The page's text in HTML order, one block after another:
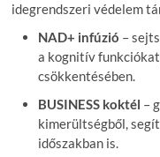
idegrendszeri védelem
NAD+ infúzió –
a kognitív
csökkentésében.
BUSINESS koktél –
kimerültségből,
időszakban is.